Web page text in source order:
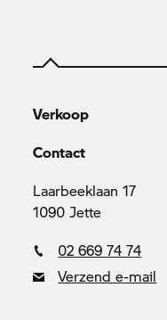
Verkoop
Contact
Laarbeeklaan 17
1090 Jette
02 669 74 74
Verzend e-mail